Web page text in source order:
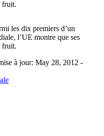
fruit.
les dix premiers d’un
l’UE montre que ses
fruit.
à jour: May 28, 2012 -